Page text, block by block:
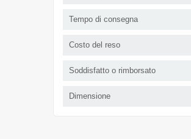
Tempo di consegna
Costo del reso
Soddisfatto o rimborsato
Dimensione